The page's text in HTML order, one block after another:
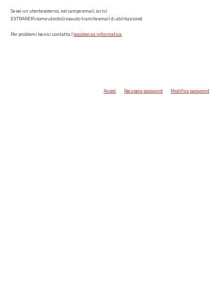
Se sei un utente esterno, nel campo email, scrivi
EXTRARER\nome utente(ricevuto tramite email di abilitazione)
Per problemi tecnici contatta l’assistenza informatica.
Accedi Recupera password Modifica password